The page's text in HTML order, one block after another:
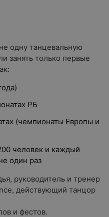
одну танцевальную
занять только первые
РБ
(чемпионаты Европы и
человек и каждый
один раз
руководитель и тренер
действующий танцор
и фестов.